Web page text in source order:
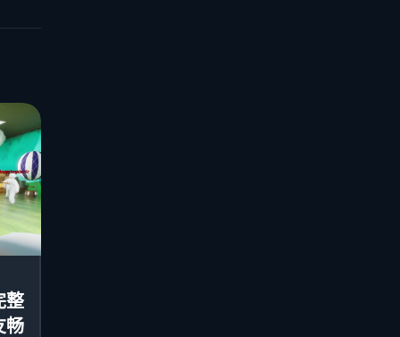
整
畅